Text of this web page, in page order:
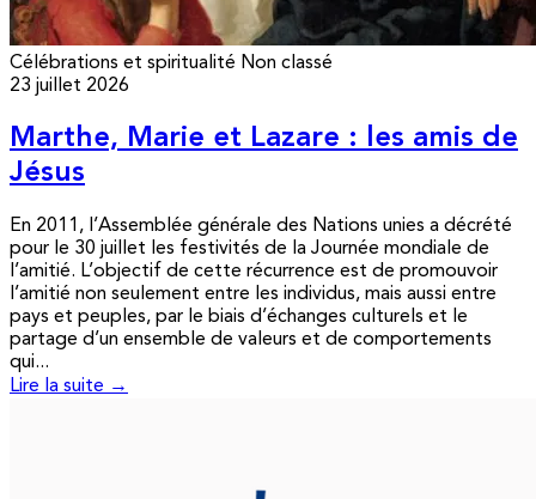
Célébrations et spiritualité Non classé
23 juillet 2026
Marthe, Marie et Lazare : les amis de
Jésus
En 2011, l’Assemblée générale des Nations unies a décrété
pour le 30 juillet les festivités de la Journée mondiale de
l’amitié. L’objectif de cette récurrence est de promouvoir
l’amitié non seulement entre les individus, mais aussi entre
pays et peuples, par le biais d’échanges culturels et le
partage d’un ensemble de valeurs et de comportements
qui...
Lire la suite →